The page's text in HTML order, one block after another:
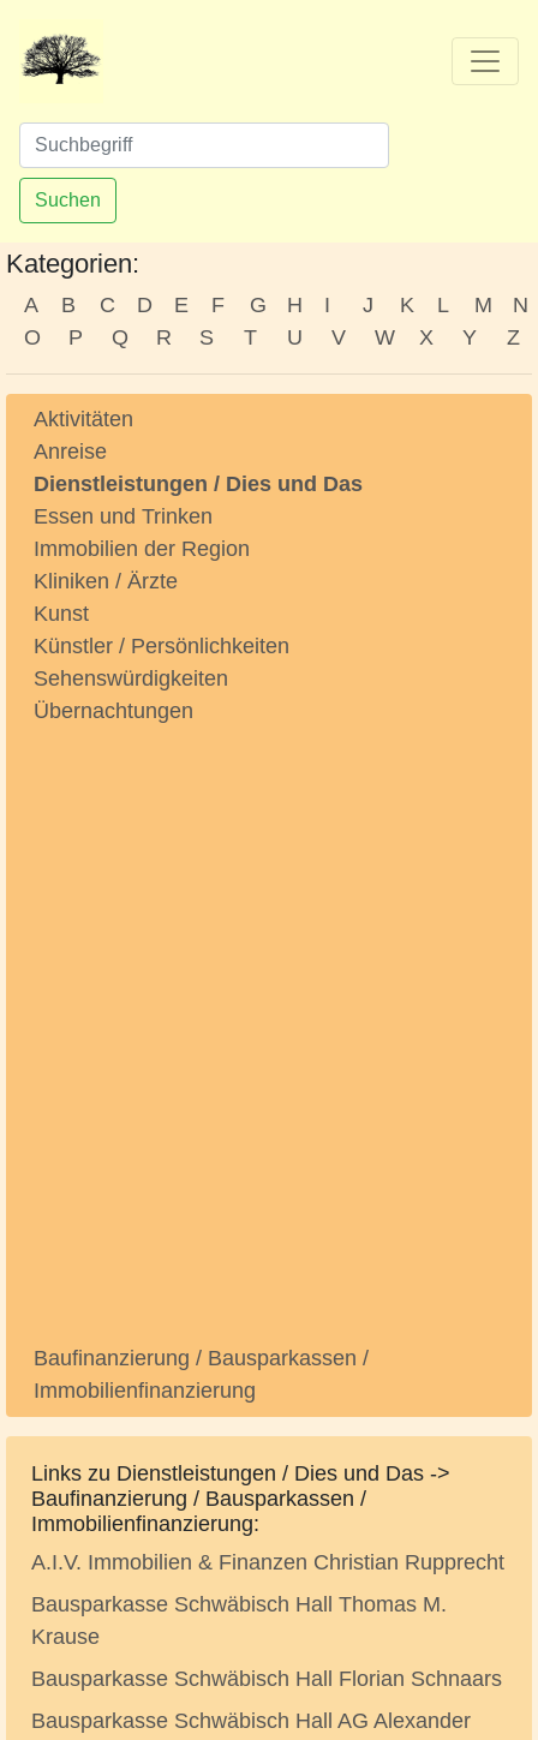
Suchen
Kategorien:
A B C D E F G H I J K L M
N
O
P Q R S T U V W X Y Z
Aktivitäten
Anreise
Dienstleistungen / Dies und Das
Essen und Trinken
Immobilien der Region
Kliniken / Ärzte
Kunst
Künstler / Persönlichkeiten
Sehenswürdigkeiten
Übernachtungen
Baufinanzierung / Bausparkassen /
Immobilienfinanzierung
Links zu Dienstleistungen / Dies und Das ->
Baufinanzierung / Bausparkassen /
Immobilienfinanzierung:
A.I.V. Immobilien & Finanzen Christian Rupprecht
Bausparkasse Schwäbisch Hall Thomas M.
Krause
Bausparkasse Schwäbisch Hall Florian Schnaars
Bausparkasse Schwäbisch Hall AG Alexander